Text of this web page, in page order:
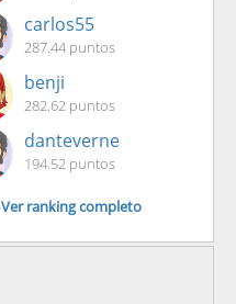
carlos55
287.44 puntos
benji
282.62 puntos
danteverne
194.52 puntos
Ver ranking completo